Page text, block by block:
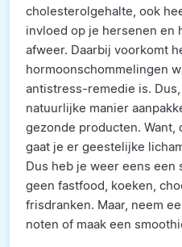
cholesterolgehalte, ook
invloed op je hersenen en
afweer. Daarbij voorkomt
hormoonschommelingen
antistress-remedie is.
natuurlijke manier
gezonde producten. Want,
gaat je er geestelijke
Dus heb je weer eens een
geen fastfood, koeken,
frisdranken. Maar, neem
noten of maak een